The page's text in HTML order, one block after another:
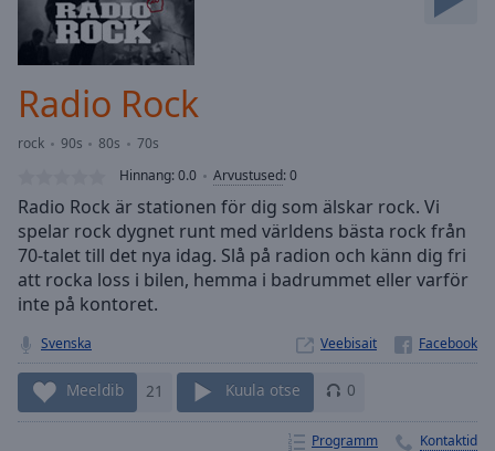
Skip
Forward
Mute
Current
Time0:00
0.00%
Stream
TypeLIVE
Seek to
live,
currently
behind
live LIVE
Remaining
Time-
Radio Rock
rock 90s 80s
70s
Hinnang:0.0 Arvustused:0
Radio Rock är stationen för dig som älskar rock. Vi
spelar rock dygnet runt med världens bästa rock från
70-talet till det nya idag. Slå på radion och känn dig fri
att rocka loss i bilen, hemma i badrummet eller varför
inte på kontoret.
Svenska Veebisait
Meeldib 21 Kuula otse 0
Programm Kontaktid